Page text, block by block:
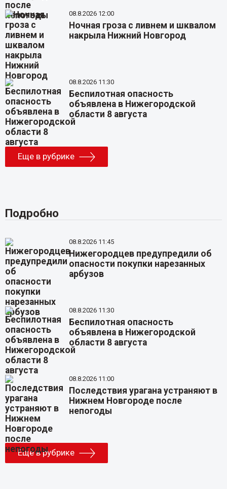
08.8.2026 12:00
Ночная гроза с ливнем и шквалом
накрыла Нижний Новгород
08.8.2026 11:30
Беспилотная опасность
объявлена в Нижегородской
области 8 августа
Еще в рубрике
Подробно
08.8.2026 11:45
Нижегородцев предупредили об
опасности покупки нарезанных
арбузов
08.8.2026 11:30
Беспилотная опасность
объявлена в Нижегородской
области 8 августа
08.8.2026 11:00
Последствия урагана устраняют в
Нижнем Новгороде после
непогоды
Еще в рубрике